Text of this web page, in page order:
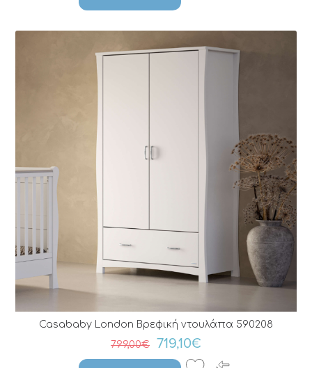
Casababy London Βρεφική ντουλάπα 590208
799,00€
719,10€